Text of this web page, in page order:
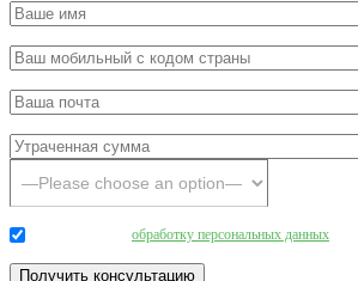
обработку персональных данных